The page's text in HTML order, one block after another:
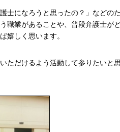
士になろうと思ったの？」などのた
職業があることや、普段弁護士が
嬉しく思います。
ただけるよう活動して参りたいと